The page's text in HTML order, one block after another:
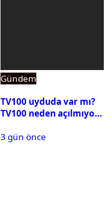
Gündem
TV100 uyduda var mı?
TV100 neden açılmıyor?
3 gün önce